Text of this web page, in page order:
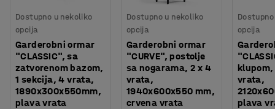
Dostupno u nekoliko
opcija
Garderobni ormar
"CLASSIC", sa
zatvorenom bazom,
1 sekcija, 4 vrata,
1890x300x550mm,
plava vrata
Dostupno u nekoliko
opcija
Garderobni ormar
"CURVE", postolje
sa nogarama, 2 x 4
vrata,
1940x600x550 mm,
crvena vrata
opcija
vrata,
plava